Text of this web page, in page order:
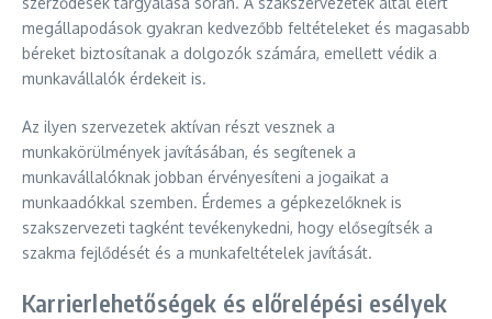
megállapodások gyakran kedvezőbb feltételeket és magasabb
béreket biztosítanak a dolgozók számára, emellett védik a
munkavállalók érdekeit is.
Az ilyen szervezetek aktívan részt vesznek a
munkakörülmények javításában, és segítenek a
munkavállalóknak jobban érvényesíteni a jogaikat a
munkaadókkal szemben. Érdemes a gépkezelőknek is
szakszervezeti tagként tevékenykedni, hogy elősegítsék a
szakma fejlődését és a munkafeltételek javítását.
Karrierlehetőségek és előrelépési esélyek